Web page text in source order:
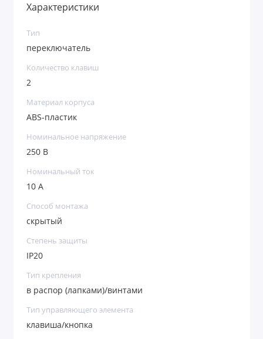
Характеристики
Тип
переключатель
Количество клавиш
2
Материал корпуса
ABS-пластик
Номинальное напряжение
250 В
Номинальный ток
10 А
Способ монтажа
скрытый
Степень защиты
IP20
Тип крепления
в распор (лапками)/винтами
Тип управляющего элемента
клавиша/кнопка